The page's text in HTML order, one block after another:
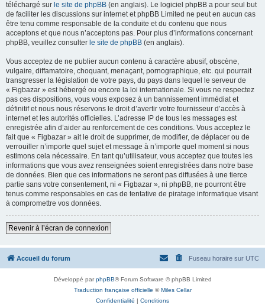
téléchargé sur le site de phpBB (en anglais). Le logiciel phpBB a pour seul but
de faciliter les discussions sur internet et phpBB Limited ne peut en aucun cas
être tenu comme responsable de la conduite et du contenu que nous
acceptons et que nous n’acceptons pas. Pour plus d’informations concernant
phpBB, veuillez consulter le site de phpBB (en anglais).
Vous acceptez de ne publier aucun contenu à caractère abusif, obscène,
vulgaire, diffamatoire, choquant, menaçant, pornographique, etc. qui pourrait
transgresser la législation de votre pays, du pays dans lequel le serveur de
« Figbazar » est hébergé ou encore la loi internationale. Si vous ne respectez
pas ces dispositions, vous vous exposez à un bannissement immédiat et
définitif et nous nous réservons le droit d’avertir votre fournisseur d’accès à
internet et les autorités officielles. L’adresse IP de tous les messages est
enregistrée afin d’aider au renforcement de ces conditions. Vous acceptez le
fait que « Figbazar » ait le droit de supprimer, de modifier, de déplacer ou de
verrouiller n’importe quel sujet et message à n’importe quel moment si nous
estimons cela nécessaire. En tant qu’utilisateur, vous acceptez que toutes les
informations que vous avez renseignées soient enregistrées dans notre base
de données. Bien que ces informations ne seront pas diffusées à une tierce
partie sans votre consentement, ni « Figbazar », ni phpBB, ne pourront être
tenus comme responsables en cas de tentative de piratage informatique visant
à compromettre vos données.
Revenir à l’écran de connexion
Accueil du forum Fuseau horaire sur UTC
Développé parphpBB® Forum Software © phpBB Limited
Traduction française officielle ©Miles Cellar
Confidentialité | Conditions